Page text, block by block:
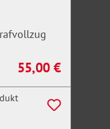
Regulärer Preis:
55,00 €